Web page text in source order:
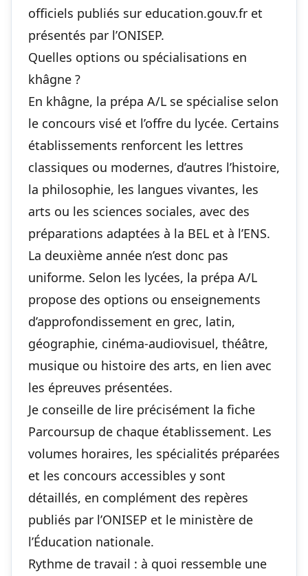
officiels publiés sur education.gouv.fr et
présentés par l’ONISEP.
Quelles options ou spécialisations en
khâgne ?
En khâgne, la prépa A/L se spécialise selon
le concours visé et l’offre du lycée. Certains
établissements renforcent les lettres
classiques ou modernes, d’autres l’histoire,
la philosophie, les langues vivantes, les
arts ou les sciences sociales, avec des
préparations adaptées à la BEL et à l’ENS.
La deuxième année n’est donc pas
uniforme. Selon les lycées, la prépa A/L
propose des options ou enseignements
d’approfondissement en grec, latin,
géographie, cinéma-audiovisuel, théâtre,
musique ou histoire des arts, en lien avec
les épreuves présentées.
Je conseille de lire précisément la fiche
Parcoursup de chaque établissement. Les
volumes horaires, les spécialités préparées
et les concours accessibles y sont
détaillés, en complément des repères
publiés par l’ONISEP et le ministère de
l’Éducation nationale.
Rythme de travail : à quoi ressemble une